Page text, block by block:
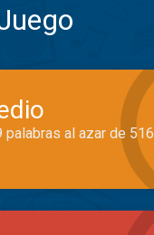
palabras al azar de 516